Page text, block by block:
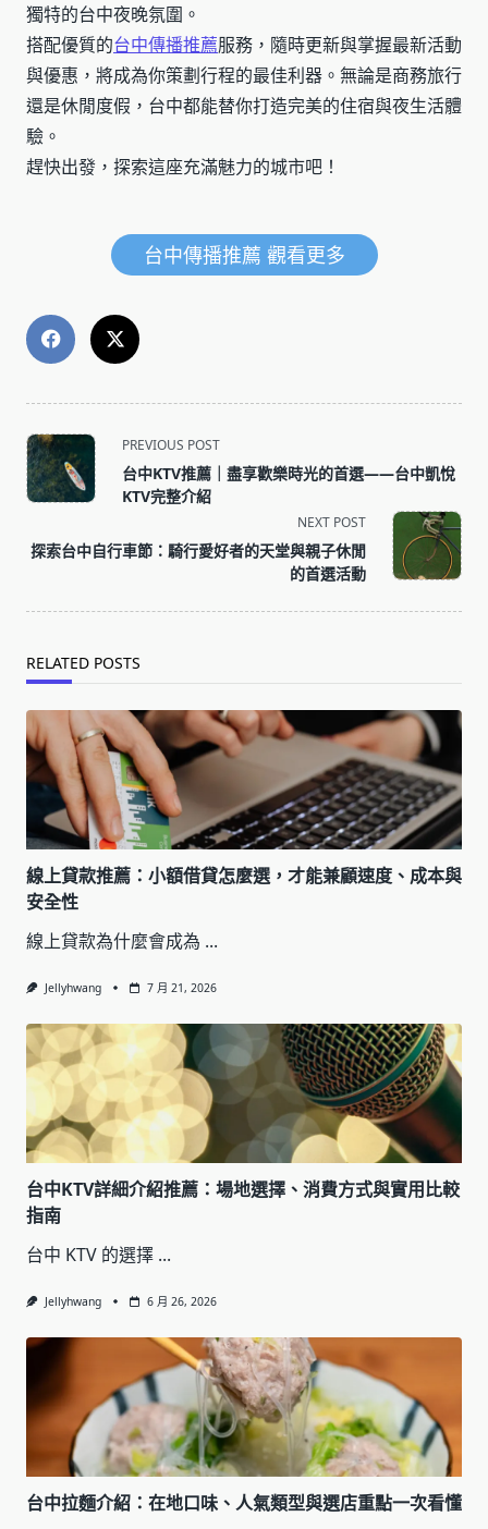
獨特的台中夜晚氛圍。
搭配優質的台中傳播推薦服務，隨時更新與掌握最新活動
與優惠，將成為你策劃行程的最佳利器。無論是商務旅行
還是休閒度假，台中都能替你打造完美的住宿與夜生活體
驗。
趕快出發，探索這座充滿魅力的城市吧！
台中傳播推薦 觀看更多
<span
class="nav-
subtitle
reader-
PREVIOUS POST
台中KTV推薦｜盡享歡樂時光的首選——台中凱悅
KTV完整介紹
NEXT POST
探索台中自行車節：騎行愛好者的天堂與親子休閒
的首選活動
RELATED POSTS
線上貸款推薦：小額借貸怎麼選，才能兼顧速度、成本與
安全性
線上貸款為什麼會成為 ...
Jellyhwang 7 月 21, 2026
台中KTV詳細介紹推薦：場地選擇、消費方式與實用比較
指南
台中 KTV 的選擇 ...
Jellyhwang 6 月 26, 2026
台中拉麵介紹：在地口味、人氣類型與選店重點一次看懂